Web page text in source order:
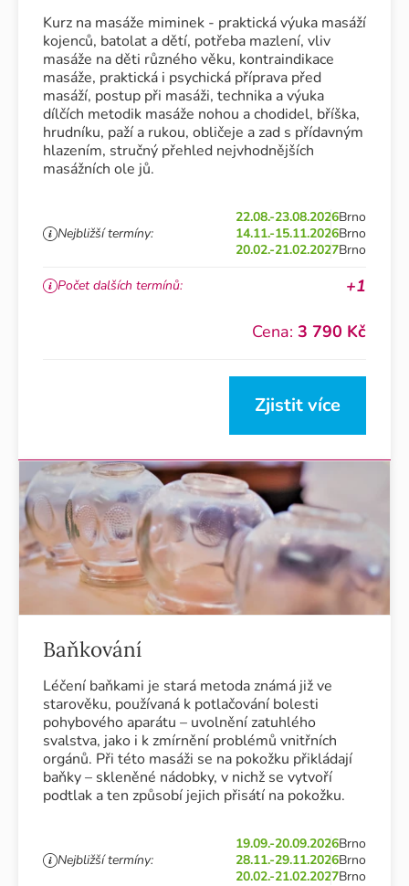
Kurz na masáže miminek - praktická výuka masáží
kojenců, batolat a dětí, potřeba mazlení, vliv
masáže na děti různého věku, kontraindikace
masáže, praktická i psychická příprava před
masáží, postup při masáži, technika a výuka
dílčích metodik masáže nohou a chodidel, bříška,
hrudníku, paží a rukou, obličeje a zad s přídavným
hlazením, stručný přehled nejvhodnějších
masážních ole jů.
Nejbližší termíny:
22.08.-23.08.2026Brno
14.11.-15.11.2026Brno
20.02.-21.02.2027Brno
Počet dalších termínů: +1
Cena: 3 790 Kč
Zjistit více
Baňkování
Léčení baňkami je stará metoda známá již ve
starověku, používaná k potlačování bolesti
pohybového aparátu – uvolnění zatuhlého
svalstva, jako i k zmírnění problémů vnitřních
orgánů. Při této masáži se na pokožku přikládají
baňky – skleněné nádobky, v nichž se vytvoří
podtlak a ten způsobí jejich přisátí na pokožku.
Nejbližší termíny:
19.09.-20.09.2026Brno
28.11.-29.11.2026Brno
20.02.-21.02.2027Brno